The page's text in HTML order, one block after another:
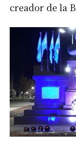
creador de la